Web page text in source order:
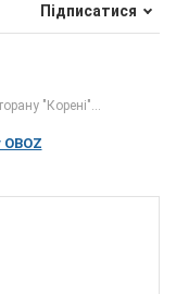
Підписатися
"Корені"...